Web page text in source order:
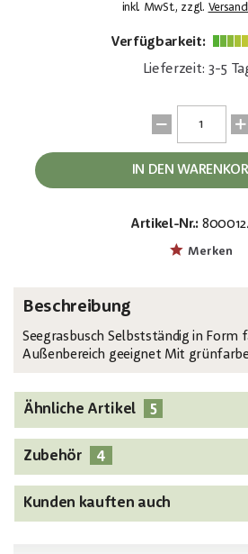
inkl. MwSt., zzgl.
Verfügbarkeit:
Lieferzeit: 3-5
IN DEN
Artikel-Nr.:
Merken
Beschreibung
Seegrasbusch Selbstständig in Form
Außenbereich geeignet Mit
Ähnliche Artikel 5
Zubehör 4
Kunden kauften auch